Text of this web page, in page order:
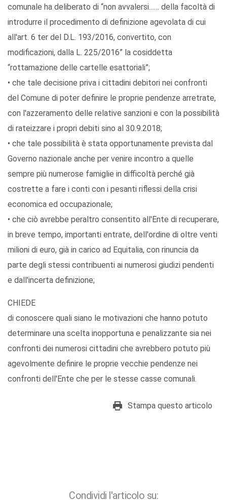
comunale ha deliberato di “non avvalersi…… della facoltà di
introdurre il procedimento di definizione agevolata di cui
all'art. 6 ter del D.L. 193/2016, convertito, con
modificazioni, dalla L. 225/2016” la cosiddetta
“rottamazione delle cartelle esattoriali”;
• che tale decisione priva i cittadini debitori nei confronti
del Comune di poter definire le proprie pendenze arretrate,
con l'azzeramento delle relative sanzioni e con la possibilità
di rateizzare i propri debiti sino al 30.9.2018;
• che tale possibilità è stata opportunamente prevista dal
Governo nazionale anche per venire incontro a quelle
sempre più numerose famiglie in difficoltà perché già
costrette a fare i conti con i pesanti riflessi della crisi
economica ed occupazionale;
• che ciò avrebbe peraltro consentito all'Ente di recuperare,
in breve tempo, importanti entrate, dell'ordine di oltre venti
milioni di euro, già in carico ad Equitalia, con rinuncia da
parte degli stessi contribuenti ai numerosi giudizi pendenti
e dall'incerta definizione;
CHIEDE
di conoscere quali siano le motivazioni che hanno potuto
determinare una scelta inopportuna e penalizzante sia nei
confronti dei numerosi cittadini che avrebbero potuto più
agevolmente definire le proprie vecchie pendenze nei
confronti dell'Ente che per le stesse casse comunali.
Stampa questo articolo
Condividi l'articolo su: